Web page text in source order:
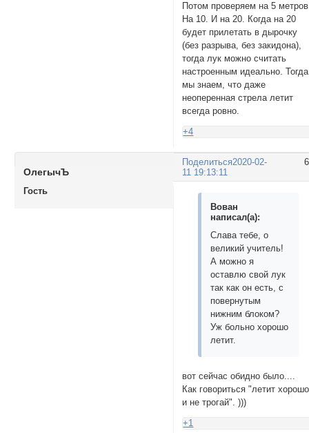
Потом проверяем на 5
На 10. И на 20. Когда на 20
будет прилетать в дырочку
(без разрыва, без закидона),
тогда лук можно считать
настроенным идеально. Тогда
мы знаем, что даже
неоперенная стрела летит
всегда ровно.
+4
Поделиться2020-02-
11 19:13:11
ОлегычЪ
Гость
Вован
написал(а):
Слава тебе, о
великий учитель!
А можно я
оставлю свой лук
так как он есть, с
повернутым
нижним блоком?
Уж больно хорошо
летит.
вот сейчас обидно было....
Как говориться "летит
и не трогай". )))
+1